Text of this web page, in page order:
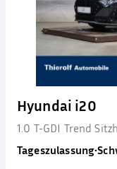
Hyundai i20
1.0 T-GDI Trend
Tageszulassung•